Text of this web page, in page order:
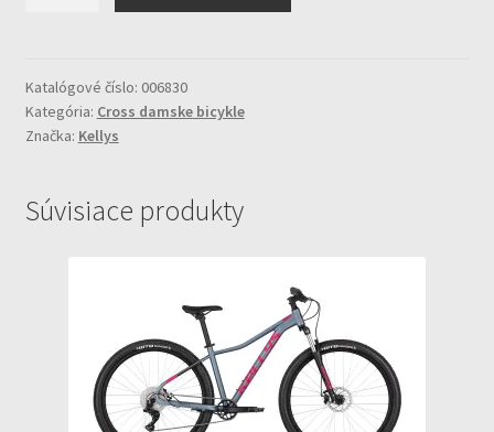
rám(M)
Katalógové číslo: 006830
Kategória: Cross damske bicykle
Značka: Kellys
Súvisiace produkty